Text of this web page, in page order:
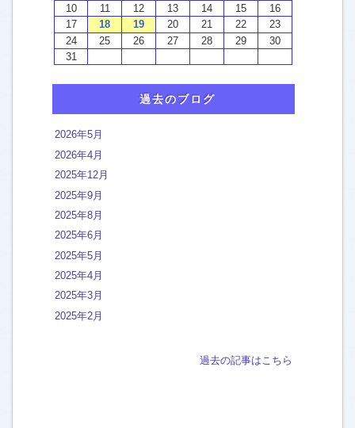
ウォッシュテックの施工例
エアコンクリーニング[7]
トイレ便器 ウォシュレット[17]
カーペットクリーニング [50]
クッションフロア フロアタイル
バスルーム 浴室の汚れ
石の浴室 タイル ガラス扉
人工大理石FRPユニットバス
外構 外階段 エントランスの洗浄
フローリング床ワックス
洗面台 ボウル 天板
過去のブログ
2026年5月
2026年4月
2025年12月
2025年9月
2025年8月
2025年6月
2025年5月
2025年4月
2025年3月
2025年2月
過去の記事はこちら